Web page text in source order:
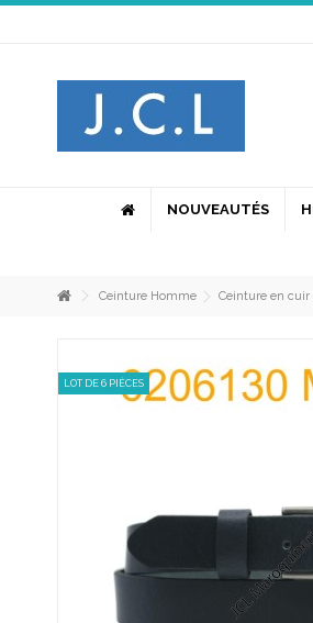
NOUVEAUTÉS
Ceinture Homme Ceinture en cuir
LOT DE 6 PIÈCES